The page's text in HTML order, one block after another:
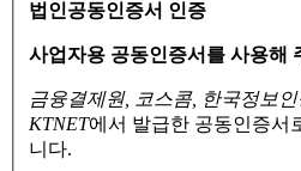
법인공동인증서 인증
사업자용 공동인증서를 사용해
금융결제원, 코스콤, 한국정보
KTNET에서 발급한 공동인증서
니다.